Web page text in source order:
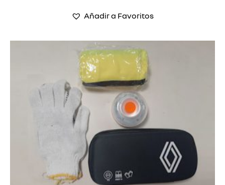
Añadir a Favoritos